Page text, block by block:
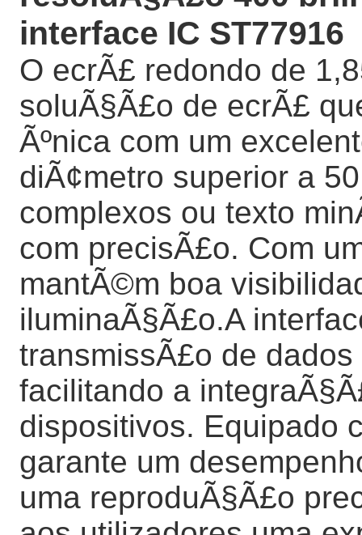
interface IC ST77916
O ecrÃ£ redondo de
soluÃ§Ã£o de ecrÃ£
Ãºnica com um
diÃ¢metro superior a
complexos ou texto
com precisÃ£o. Com
mantÃ©m boa
iluminaÃ§Ã£o.A
transmissÃ£o de
facilitando a
dispositivos. Equipado
garante um
uma reproduÃ§Ã£o